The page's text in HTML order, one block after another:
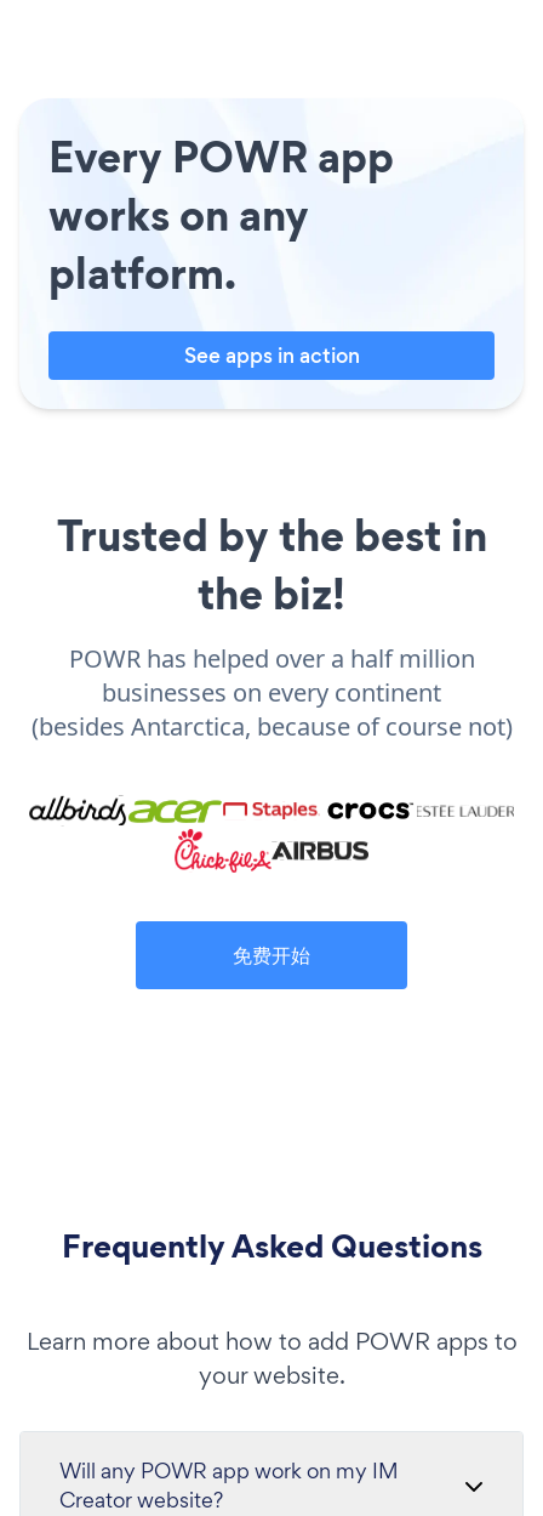
Every POWR app
works on any
platform.
See apps in action
Trusted by the best in
the biz!
POWR has helped over a half million
businesses on every continent
(besides Antarctica, because of course not)
免费开始
Frequently Asked Questions
Learn more about how to add POWR apps to
your website.
Will any POWR app work on my IM
Creator website?